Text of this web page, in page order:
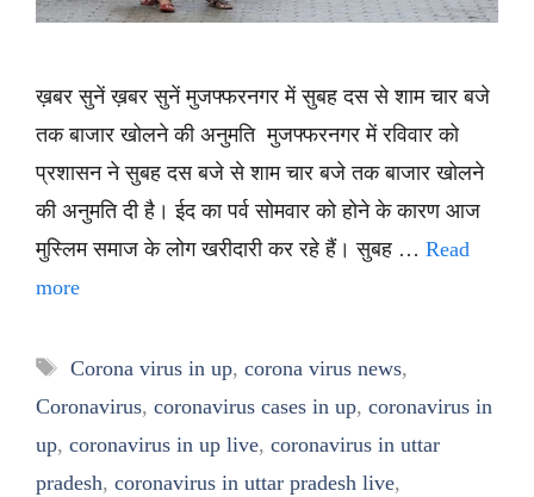
ख़बर सुनें ख़बर सुनें मुजफ्फरनगर में सुबह दस से शाम चार बजे
तक बाजार खोलने की अनुमति मुजफ्फरनगर में रविवार को
प्रशासन ने सुबह दस बजे से शाम चार बजे तक बाजार खोलने
की अनुमति दी है। ईद का पर्व सोमवार को होने के कारण आज
मुस्लिम समाज के लोग खरीदारी कर रहे हैं। सुबह … Read
more
Tags
Corona virus in up, corona virus news,
Coronavirus, coronavirus cases in up, coronavirus in
up, coronavirus in up live, coronavirus in uttar
pradesh, coronavirus in uttar pradesh live,